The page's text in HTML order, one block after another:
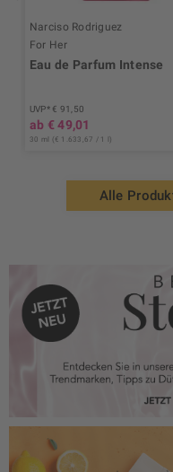
Narciso Rodriguez
For Her
Eau de Parfum Intense
UVP* € 91,50
ab € 49,01
30 ml (€ 1.633,67 / 1 l)
Alle